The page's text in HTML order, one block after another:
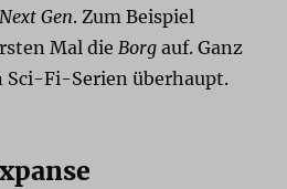
Next Gen. Zum Beispiel
Mal dieBorg auf. Ganz
Sci-Fi-Serien überhaupt.